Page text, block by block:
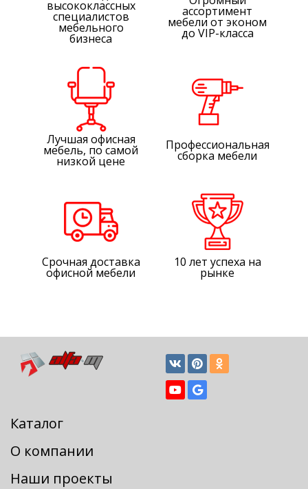
высококлассных
специалистов
мебельного
бизнеса
ассортимент
мебели от эконом
до VIP-класса
Лучшая офисная
мебель, по самой
низкой цене
Профессиональная
сборка мебели
Срочная доставка
офисной мебели
10 лет успеха на
рынке
Каталог
О компании
Наши проекты